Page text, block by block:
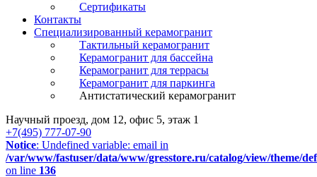
Сертификаты
Контакты
Специализированный керамогранит
Тактильный керамогранит
Керамогранит для бассейна
Керамогранит для террасы
Керамогранит для паркинга
Антистатический керамогранит
Научный проезд, дом 12, офис 5, этаж 1
+7(495) 777-07-90
Notice: Undefined variable: email in
/var/www/fastuser/data/www/gresstore.ru/catalog/view/theme/
on line 136